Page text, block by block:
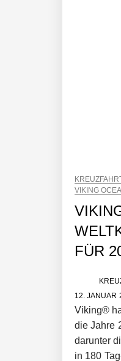
VIKING
FÜR
12. JANUAR
Viking®
die Jahre
darunter
in 180